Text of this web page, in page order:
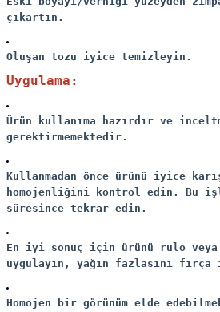
çıkartın.
Oluşan tozu iyice temizleyin.
Uygulama:
Ürün kullanıma hazırdır ve
gerektirmemektedir.
Kullanmadan önce ürünü iyice
homojenliğini kontrol edin. Bu
süresince tekrar edin.
En iyi sonuç için ürünü rulo
uygulayın, yağın fazlasını
Homojen bir görünüm elde